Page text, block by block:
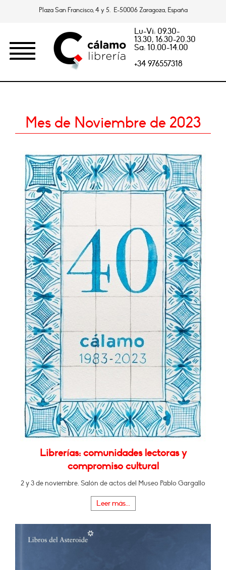
Plaza San Francisco, 4 y 5. E-50006 Zaragoza, España
Lu-Vi: 09.30-
13.30, 16.30-20.30
Sa: 10.00-14.00
+34 976557318
Mes de Noviembre de 2023
Librerías: comunidades lectoras y
compromiso cultural
2 y 3 de noviembre. Salón de actos del Museo Pablo Gargallo
Leer más...